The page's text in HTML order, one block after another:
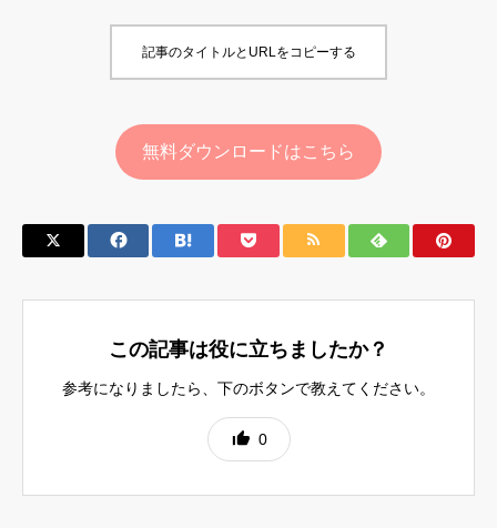
記事のタイトルとURLをコピーする
無料ダウンロードはこちら
この記事は役に立ちましたか？
参考になりましたら、下のボタンで教えてください。
0